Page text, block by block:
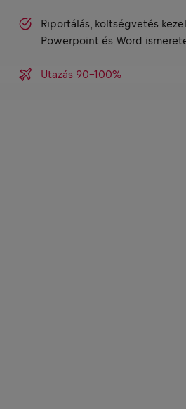
Riportálás, költségvetés
Powerpoint és Word
Utazás 90-100%